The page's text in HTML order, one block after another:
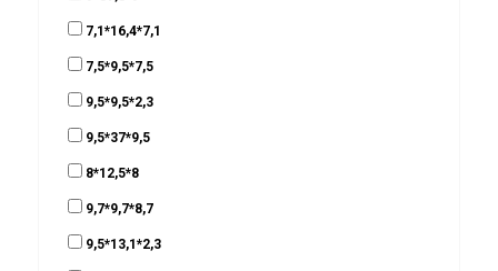
7,1*16,4*7,1
7,5*9,5*7,5
9,5*9,5*2,3
9,5*37*9,5
8*12,5*8
9,7*9,7*8,7
9,5*13,1*2,3